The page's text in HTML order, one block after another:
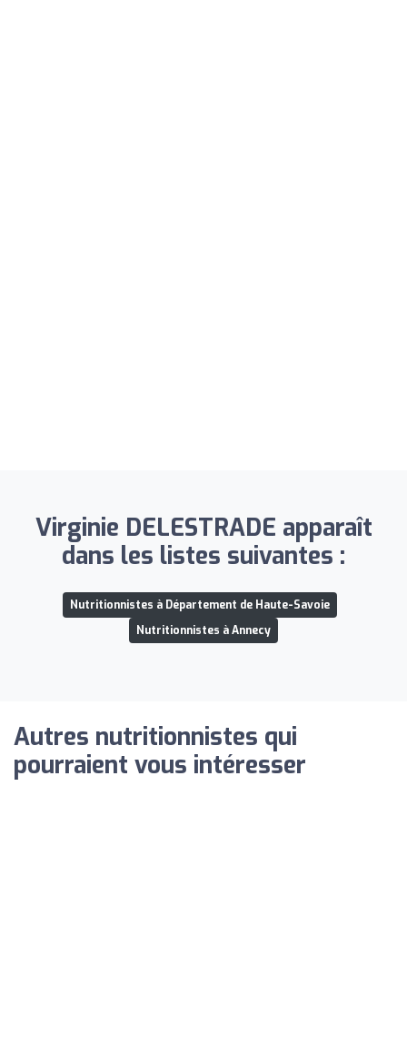
Virginie DELESTRADE apparaît
dans les listes suivantes :
Nutritionnistes à Département de Haute-Savoie
Nutritionnistes à Annecy
Autres nutritionnistes qui
pourraient vous intéresser